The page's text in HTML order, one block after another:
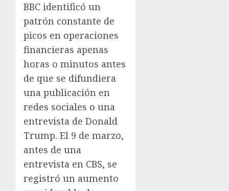
BBC identificó un
patrón constante de
picos en operaciones
financieras apenas
horas o minutos antes
de que se difundiera
una publicación en
redes sociales o una
entrevista de Donald
Trump. El 9 de marzo,
antes de una
entrevista en CBS, se
registró un aumento